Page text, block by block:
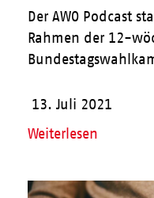
Der AWO Podcast
Rahmen der 12-
13. Juli 2021
Weiterlesen